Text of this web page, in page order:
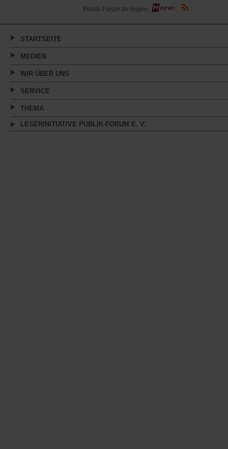
(Öffnet
in
neuen
Publik-Forum.de folgen:
STARTSEITE
MEDIEN
WIR ÜBER UNS
SERVICE
THEMA
LESERINITIATIVE PUBLIK-FORUM E. V.